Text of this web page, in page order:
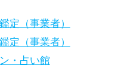
定（事業者）
定（事業者）
・占い館